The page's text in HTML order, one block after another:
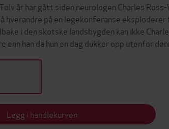
år har gått siden neurologen Charles
på en legekonferanse
i den skotske landsbygden kan ikke
enn han da hun en dag dukker opp utenfor
Legg i handlekurven